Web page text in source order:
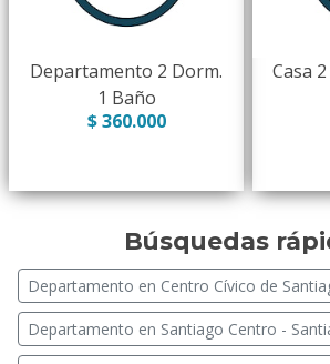
Departamento 2 Dorm.
1 Baño
$ 360.000
Casa
Búsquedas
Departamento en Centro Cívico de
Departamento en Santiago Centro -